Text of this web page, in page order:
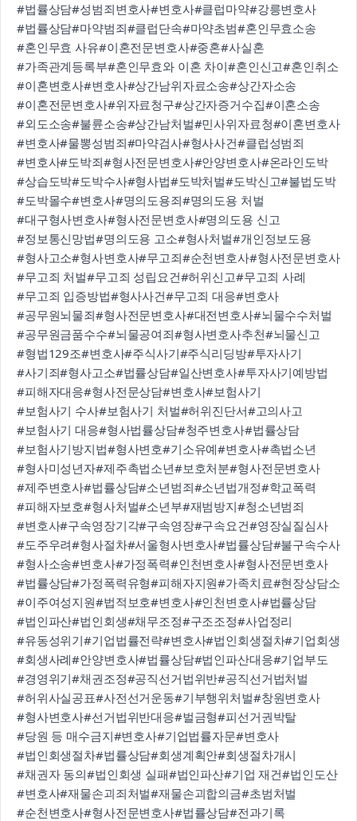
#법률상담#성범죄변호사#변호사#클럽마약#강릉변호사
#법률상담#마약범죄#클럽단속#마약초범#혼인무효소송
#혼인무효 사유#이혼전문변호사#중혼#사실혼
#가족관계등록부#혼인무효와 이혼 차이#혼인신고#혼인취소
#이혼변호사#변호사#상간남위자료소송#상간자소송
#이혼전문변호사#위자료청구#상간자증거수집#이혼소송
#외도소송#불륜소송#상간남처벌#민사위자료청#이혼변호사
#변호사#물뽕성범죄#마약검사#형사사건#클럽성범죄
#변호사#도박죄#형사전문변호사#안양변호사#온라인도박
#상습도박#도박수사#형사법#도박처벌#도박신고#불법도박
#도박몰수#변호사#명의도용죄#명의도용 처벌
#대구형사변호사#형사전문변호사#명의도용 신고
#정보통신망법#명의도용 고소#형사처벌#개인정보도용
#형사고소#형사변호사#무고죄#순천변호사#형사전문변호사
#무고죄 처벌#무고죄 성립요건#허위신고#무고죄 사례
#무고죄 입증방법#형사사건#무고죄 대응#변호사
#공무원뇌물죄#형사전문변호사#대전변호사#뇌물수수처벌
#공무원금품수수#뇌물공여죄#형사변호사추천#뇌물신고
#형법129조#변호사#주식사기#주식리딩방#투자사기
#사기죄#형사고소#법률상담#일산변호사#투자사기예방법
#피해자대응#형사전문상담#변호사#보험사기
#보험사기 수사#보험사기 처벌#허위진단서#고의사고
#보험사기 대응#형사법률상담#청주변호사#법률상담
#보험사기방지법#형사변호#기소유예#변호사#촉법소년
#형사미성년자#제주촉법소년#보호처분#형사전문변호사
#제주변호사#법률상담#소년범죄#소년법개정#학교폭력
#피해자보호#형사처벌#소년부#재범방지#청소년범죄
#변호사#구속영장기각#구속영장#구속요건#영장실질심사
#도주우려#형사절차#서울형사변호사#법률상담#불구속수사
#형사소송#변호사#가정폭력#인천변호사#형사전문변호사
#법률상담#가정폭력유형#피해자지원#가족치료#현장상담소
#이주여성지원#법적보호#변호사#인천변호사#법률상담
#법인파산#법인회생#채무조정#구조조정#사업정리
#유동성위기#기업법률전략#변호사#법인회생절차#기업회생
#회생사례#안양변호사#법률상담#법인파산대응#기업부도
#경영위기#채권조정#공직선거법위반#공직선거법처벌
#허위사실공표#사전선거운동#기부행위처벌#창원변호사
#형사변호사#선거법위반대응#벌금형#피선거권박탈
#당원 등 매수금지#변호사#기업법률자문#변호사
#법인회생절차#법률상담#회생계획안#회생절차개시
#채권자 동의#법인회생 실패#법인파산#기업 재건#법인도산
#변호사#재물손괴죄처벌#재물손괴합의금#초범처벌
#순천변호사#형사전문변호사#법률상담#전과기록